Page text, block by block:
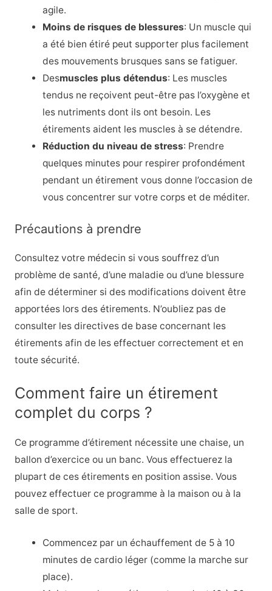
agile.
Moins de risques de blessures: Un muscle qui
a été bien étiré peut supporter plus facilement
des mouvements brusques sans se fatiguer.
Desmuscles plus détendus: Les muscles
tendus ne reçoivent peut-être pas l’oxygène et
les nutriments dont ils ont besoin. Les
étirements aident les muscles à se détendre.
Réduction du niveau de stress: Prendre
quelques minutes pour respirer profondément
pendant un étirement vous donne l’occasion de
vous concentrer sur votre corps et de méditer.
Précautions à prendre
Consultez votre médecin si vous souffrez d’un
problème de santé, d’une maladie ou d’une blessure
afin de déterminer si des modifications doivent être
apportées lors des étirements. N’oubliez pas de
consulter les directives de base concernant les
étirements afin de les effectuer correctement et en
toute sécurité.
Comment faire un étirement
complet du corps ?
Ce programme d’étirement nécessite une chaise, un
ballon d’exercice ou un banc. Vous effectuerez la
plupart de ces étirements en position assise. Vous
pouvez effectuer ce programme à la maison ou à la
salle de sport.
Commencez par un échauffement de 5 à 10
minutes de cardio léger (comme la marche sur
place).